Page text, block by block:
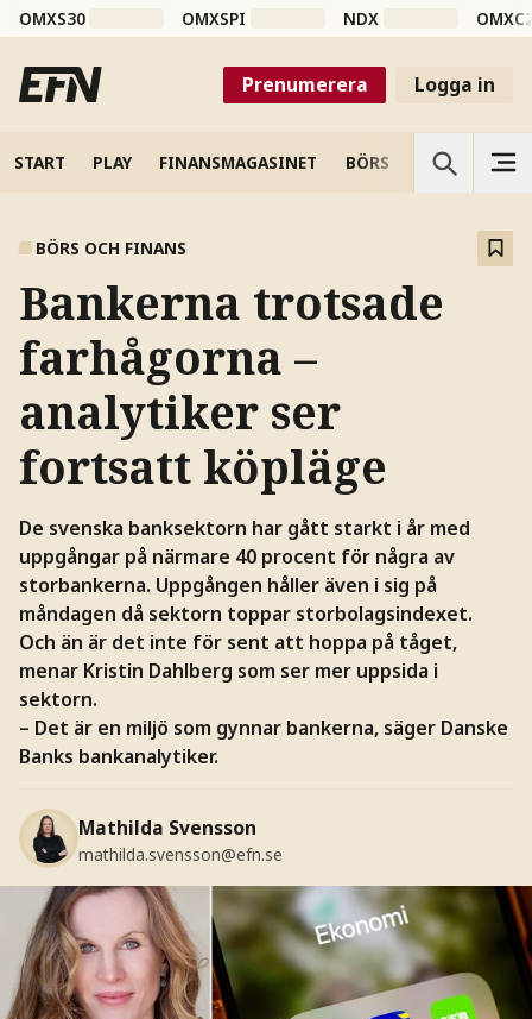
OMXS30 OMXSPI NDX
Prenumerera Logga in
START PLAY FINANSMAGASINET BÖRS VETENSKAP
BÖRS OCH FINANS
Bankerna trotsade
farhågorna –
analytiker ser
fortsatt köpläge
De svenska banksektorn har gått starkt i år med
uppgångar på närmare 40 procent för några av
storbankerna. Uppgången håller även i sig på
måndagen då sektorn toppar storbolagsindexet.
Och än är det inte för sent att hoppa på tåget,
menar Kristin Dahlberg som ser mer uppsida i
sektorn.
– Det är en miljö som gynnar bankerna, säger Danske
Banks bankanalytiker.
Mathilda Svensson
mathilda.svensson@efn.se